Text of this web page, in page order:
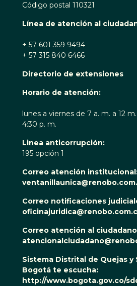
Código postal 110321
Línea de atención al
+ 57 601 359 9494
+ 57 315 840 6466
Directorio de extensiones
Horario de atención:
lunes a viernes de 7 a. m. a 12
4:30 p. m.
Linea anticorrupción:
195 opción 1
Correo atención
Correo notificaciones
Correo atención al
Sistema Distrital de Quejas y
Bogotá te escucha:
http://www.bogota.gov.co/